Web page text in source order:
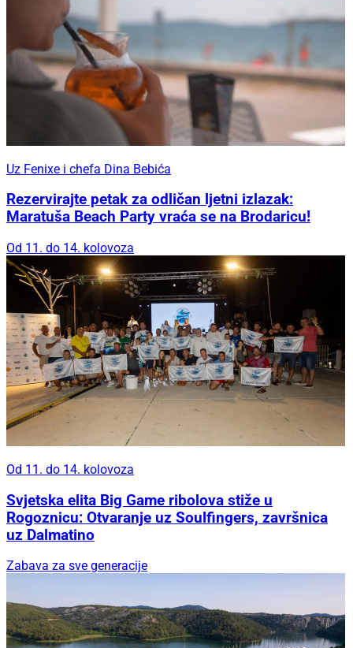
Uz Fenixe i chefa Dina Bebića
Rezervirajte petak za odličan ljetni izlazak:
Maratuša Beach Party vraća se na Brodaricu!
Od 11. do 14. kolovoza
Od 11. do 14. kolovoza
Svjetska elita Big Game ribolova stiže u
Rogoznicu: Otvaranje uz Soulfingers, završnica
uz Dalmatino
Zabava za sve generacije